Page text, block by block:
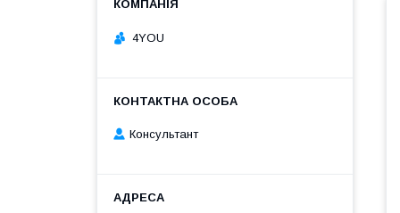
4YOU
Консультант